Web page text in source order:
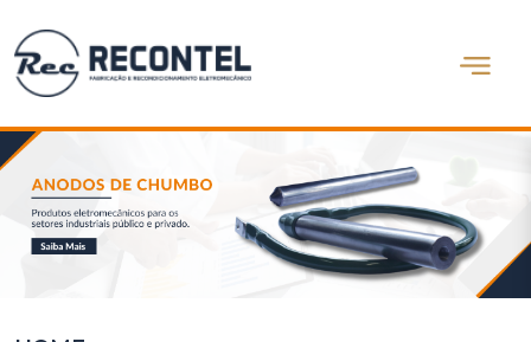
Abrir
Somos
Produtos